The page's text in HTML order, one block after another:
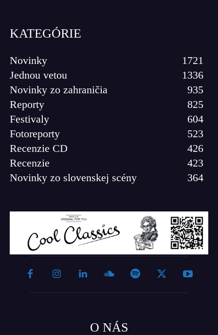
KATEGÓRIE
Novinky
1721
Jednou vetou
1336
Novinky zo zahraničia
935
Reporty
825
Festivaly
604
Fotoreporty
523
Recenzie CD
426
Recenzie
423
Novinky zo slovenskej scény
364
O NÁS